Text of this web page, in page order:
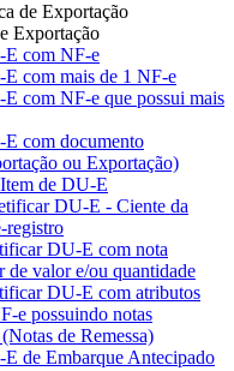
de Exportação
Exportação
E com NF-e
com mais de 1 NF-e
com NF-e que possui mais
com documento
ou Exportação)
de DU-E
DU-E - Ciente da
registro
DU-E com nota
de valor e/ou quantidade
DU-E com atributos
e possuindo notas
de Remessa)
de Embarque Antecipado